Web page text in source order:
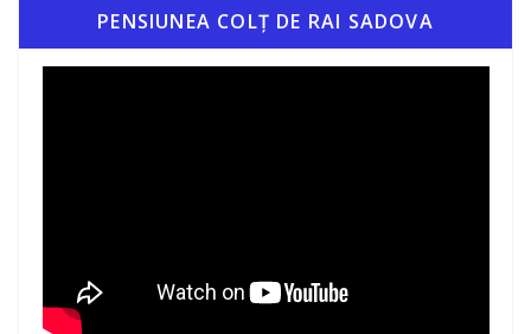
PENSIUNEA COLȚ DE RAI SADOVA